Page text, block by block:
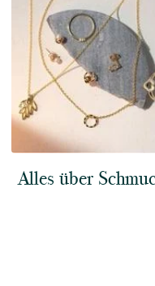
Alles über